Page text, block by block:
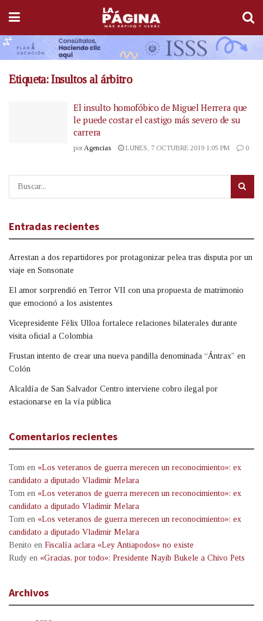
Etiqueta:Insultos al árbitro
El insulto homofóbico de Miguel Herrera que
le puede costar el castigo más severo de su
carrera
por Agencias LUNES, 7 OCTUBRE 2019 1:05 PM 0
Entradas recientes
Arrestan a dos repartidores por protagonizar pelea tras disputa por un
viaje en Sonsonate
El amor sorprendió en Terror VII con una propuesta de matrimonio
que emocionó a los asistentes
Vicepresidente Félix Ulloa fortalece relaciones bilaterales durante
visita oficial a Colombia
Frustan intento de crear una nueva pandilla denominada “Ántrax” en
Colón
Alcaldía de San Salvador Centro interviene cobro ilegal por
estacionarse en la vía pública
Comentarios recientes
Tom en «Los veteranos de guerra merecen un reconocimiento»: ex
candidato a diputado Vladimir Melara
Tom en «Los veteranos de guerra merecen un reconocimiento»: ex
candidato a diputado Vladimir Melara
Tom en «Los veteranos de guerra merecen un reconocimiento»: ex
candidato a diputado Vladimir Melara
Benito en Fiscalía aclara «Ley Antiapodos» no existe
Rudy en «Gracias, por todo»: Presidente Nayib Bukele a Chivo Pets
Archivos